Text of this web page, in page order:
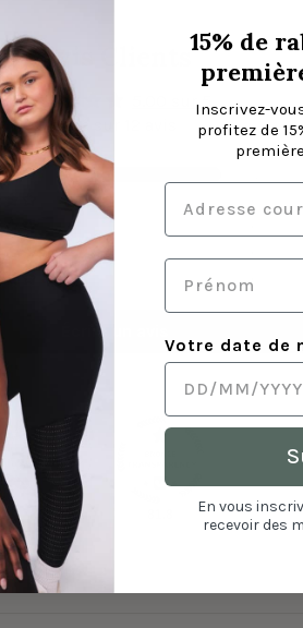
Avis Clients
5.00 sur 5
Basé sur 12 avis
0
Écrire un avis
90.0
15% de
Inscrivez-
profitez de
Votre date de
En vous
recevoir des